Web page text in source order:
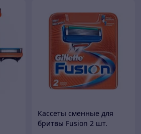
Кассеты сменные для
бритвы Fusion 2 шт.